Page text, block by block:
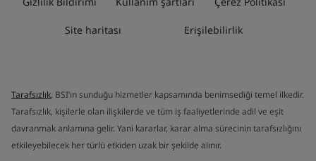
Site haritası Erişilebilirlik
Tarafsızlık, BSI’ın sunduğu hizmetler kapsamında benimsediği temel ilkedir.
Tarafsızlık, kişilerle olan ilişkilerde ve tüm iş faaliyetlerinde adil ve eşit
davranmak anlamına gelir. Yani kararlar, karar alma sürecinin tarafsızlığını
etkileyebilecek her türlü etkiden uzak bir şekilde alınır.